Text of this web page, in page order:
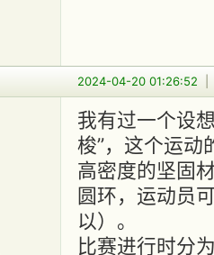
2024-04-20 01:26:52
我有过一个设
梭”，这个运动
高密度的坚固
圆环，运动员
以）。
比赛进行时分